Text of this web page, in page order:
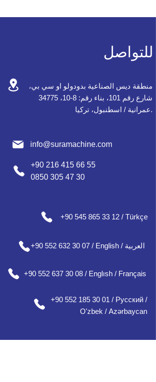
للتواصل
منطقة ديس الصناعية بدودولو او سي بي،
شارع رقم 101، بناء رقم: 8-10، 34775
عمرانية / اسطنبول، تركيا.
info@suramachine.com
+90 216 415 66 55
0850 305 47 30
+90 545 865 33 12 / Türkçe
+90 552 637 30 08 / Englısh / Français
+90 552 185 30 01 / Русский /
О'zbek / Azərbaycan